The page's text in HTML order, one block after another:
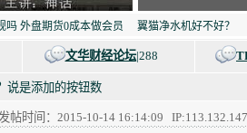
吗 外盘期货0成本做会员 翼猫净水机好不好？
文华财经论坛|288
说是添加的按钮数
帖时间：2015-10-14 16:14:09